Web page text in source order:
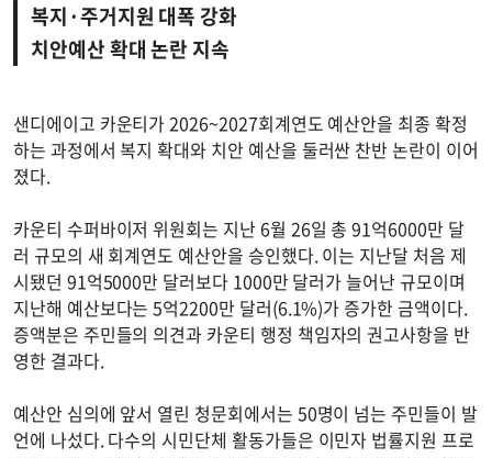
복지·주거지원 대폭 강화
치안예산 확대 논란 지속
샌디에이고 카운티가 2026~2027회계연도 예산안을 최종 확정
하는 과정에서 복지 확대와 치안 예산을 둘러싼 찬반 논란이 이어
졌다.
카운티 수퍼바이저 위원회는 지난 6월 26일 총 91억6000만 달
러 규모의 새 회계연도 예산안을 승인했다. 이는 지난달 처음 제
시됐던 91억5000만 달러보다 1000만 달러가 늘어난 규모이며
지난해 예산보다는 5억2200만 달러(6.1%)가 증가한 금액이다.
증액분은 주민들의 의견과 카운티 행정 책임자의 권고사항을 반
영한 결과다.
예산안 심의에 앞서 열린 청문회에서는 50명이 넘는 주민들이 발
언에 나섰다. 다수의 시민단체 활동가들은 이민자 법률지원 프로